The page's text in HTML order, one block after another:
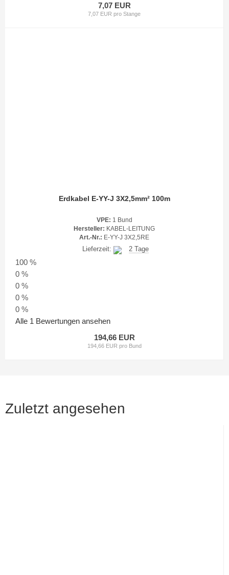
7,07 EUR
7,07 EUR pro Stange
Erdkabel E-YY-J 3X2,5mm² 100m
VPE: 1 Bund
Hersteller: KABEL-LEITUNG
Art.-Nr.: E-YY-J 3X2,5RE
Lieferzeit: 2 Tage
100 %
0 %
0 %
0 %
0 %
Alle 1 Bewertungen ansehen
194,66 EUR
194,66 EUR pro Bund
Zuletzt angesehen